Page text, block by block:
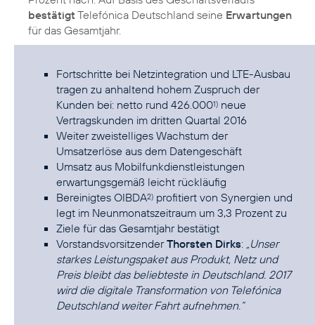
bestätigt Telefónica Deutschland seine Erwartungen
für das Gesamtjahr.
Fortschritte bei Netzintegration und LTE-Ausbau
tragen zu anhaltend hohem Zuspruch der
Kunden bei: netto rund 426.0001) neue
Vertragskunden im dritten Quartal 2016
Weiter zweistelliges Wachstum der
Umsatzerlöse aus dem Datengeschäft
Umsatz aus Mobilfunkdienstleistungen
erwartungsgemäß leicht rückläufig
Bereinigtes OIBDA2) profitiert von Synergien und
legt im Neunmonatszeitraum um 3,3 Prozent zu
Ziele für das Gesamtjahr bestätigt
VorstandsvorsitzenderThorsten Dirks: „Unser
starkes Leistungspaket aus Produkt, Netz und
Preis bleibt das beliebteste in Deutschland. 2017
wird die digitale Transformation von Telefónica
Deutschland weiter Fahrt aufnehmen.“